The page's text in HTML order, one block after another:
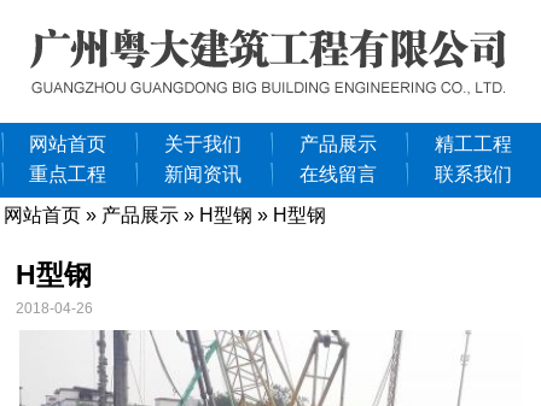
网站首页 关于我们 产品展示
精工工程
重点工程
新闻资讯 在线留言
联系我们
网站首页 » 产品展示 » H型钢 » H型钢
H型钢
2018-04-26